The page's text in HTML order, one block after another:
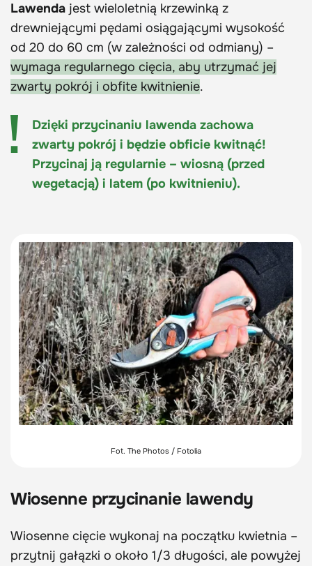
Lawenda jest wieloletnią krzewinką z
drewniejącymi pędami osiągającymi wysokość
od 20 do 60 cm (w zależności od odmiany) –
wymaga regularnego cięcia, aby utrzymać jej
zwarty pokrój i obfite kwitnienie.
Dzięki przycinaniu lawenda zachowa
zwarty pokrój i będzie obficie kwitnąć!
Przycinaj ją regularnie – wiosną (przed
wegetacją) i latem (po kwitnieniu).
Fot. The Photos / Fotolia
Wiosenne przycinanie lawendy
Wiosenne cięcie wykonaj na początku kwietnia –
przytnij gałązki o około 1/3 długości, ale powyżej